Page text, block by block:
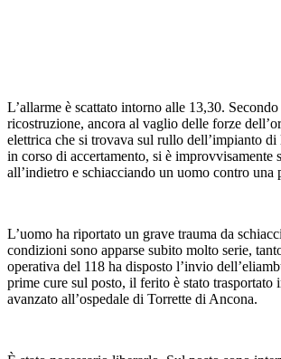
L’allarme è scattato intorno alle 13,30.
ricostruzione, ancora al vaglio delle forze
elettrica che si trovava sul rullo dell’impianto di
in corso di accertamento, si è improvvisamente
all’indietro e schiacciando un uomo contro una
L’uomo ha riportato un grave trauma da
condizioni sono apparse subito molto serie,
operativa del 118 ha disposto l’invio
prime cure sul posto, il ferito è stato trasportato
avanzato all’ospedale di Torrette di Ancona.